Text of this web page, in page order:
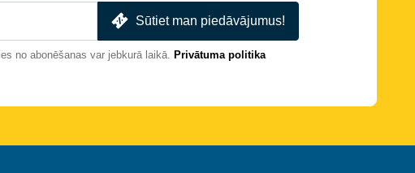
Sūtiet man piedāvājumus!
no abonēšanas var jebkurā laikā. Privātuma politika